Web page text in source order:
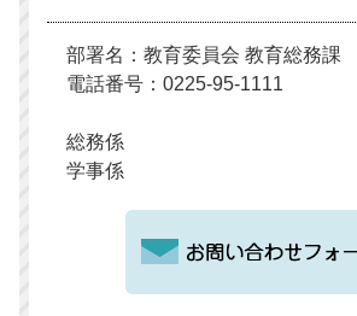
部署名：教育委員会 教育総務課
電話番号：0225-95-1111
総務係
学事係